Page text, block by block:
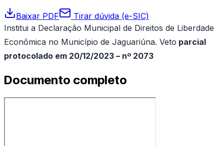
Baixar PDF
Tirar dúvida (e-SIC)
Institui a Declaração Municipal de Direitos de Liberdade
Econômica no Município de Jaguariúna. Veto parcial
protocolado em 20/12/2023 – nº 2073
Documento completo